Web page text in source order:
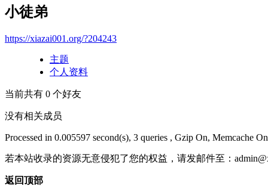
小徒弟
https://xiazai001.org/?204243
主题
个人资料
当前共有 0 个好友
没有相关成员
Processed in 0.005597 second(s), 3 queries , Gzip On, Memcache
若本站收录的资源无意侵犯了您的权益，请发邮件至：
返回顶部